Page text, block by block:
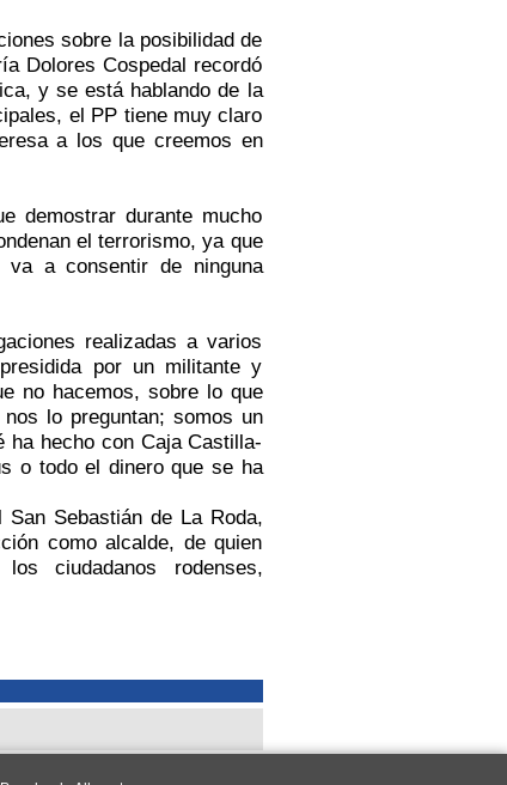
sobre la posibilidad de
Dolores Cospedal recordó
y se está hablando de la
el PP tiene muy claro
a los que creemos en
demostrar durante mucho
el terrorismo, ya que
a consentir de ninguna
realizadas a varios
por un militante y
no hacemos, sobre lo que
lo preguntan; somos un
ha hecho con Caja Castilla-
o todo el dinero que se ha
Sebastián de La Roda,
como alcalde, de quien
ciudadanos rodenses,